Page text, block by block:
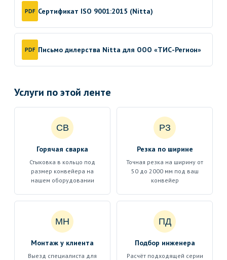
PDF Сертификат ISO 9001:2015 (Nitta)
PDF Письмо дилерства Nitta для ООО «ТИС-Регион»
Услуги по этой ленте
СВ
Горячая сварка
Стыковка в кольцо под
размер конвейера на
нашем оборудовании
РЗ
Резка по ширине
Точная резка на ширину от
50 до 2000 мм под ваш
конвейер
МН
Монтаж у клиента
Выезд специалиста для
ПД
Подбор инженера
Расчёт подходящей серии